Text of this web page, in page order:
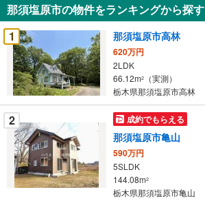
を
受
け
取
る
・
条
件
を
マ
イ
ペ
那須塩原市の物件をランキングから探す
1
那須塩原市高林
620万円
2LDK
66.12m2
（実測）
栃木県那須塩原市高林
2 成約でもらえる
那須塩原市亀山
590万円
5SLDK
144.08m2
栃木県那須塩原市亀山